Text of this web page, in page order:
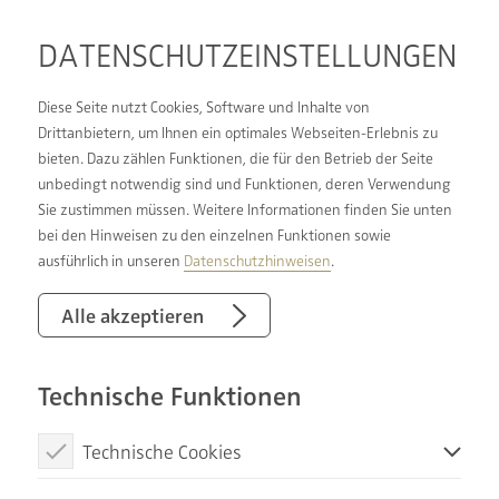
DATENSCHUTZ­EINSTELLUNGEN
Diese Seite nutzt Cookies, Software und Inhalte von
Drittanbietern, um Ihnen ein optimales Webseiten-Erlebnis zu
bieten. Dazu zählen Funktionen, die für den Betrieb der Seite
unbedingt notwendig sind und Funktionen, deren Verwendung
Sie zustimmen müssen. Weitere Informationen finden Sie unten
bei den Hinweisen zu den einzelnen Funktionen sowie
ausführlich in unseren Datenschutzhinweisen.
Alle akzeptieren
Technische Funktionen
Technische Cookies
BROSCHÜREN &
CHECKLISTEN:
FÜR SIE ZUM
DOWNLOAD
In unserem Download-Bereich stellen wir Ihnen
hilfreiche Checklisten für die Badplanung im